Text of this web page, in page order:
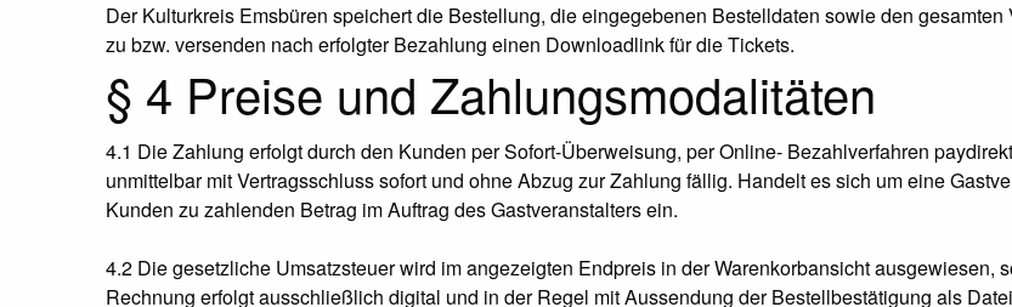
Der Kulturkreis Emsbüren speichert die Bestellung, die eingegebenen Bestelldaten sowie den
zu bzw. versenden nach erfolgter Bezahlung einen Downloadlink für die Tickets.
§ 4 Preise und Zahlungsmodalitäten
4.1 Die Zahlung erfolgt durch den Kunden per Sofort-Überweisung, per Online- Bezahlverfahren
unmittelbar mit Vertragsschluss sofort und ohne Abzug zur Zahlung fällig. Handelt es sich um eine
Kunden zu zahlenden Betrag im Auftrag des Gastveranstalters ein.
4.2 Die gesetzliche Umsatzsteuer wird im angezeigten Endpreis in der Warenkorbansicht ausgewiesen,
Rechnung erfolgt ausschließlich digital und in der Regel mit Aussendung der Bestellbestätigung als